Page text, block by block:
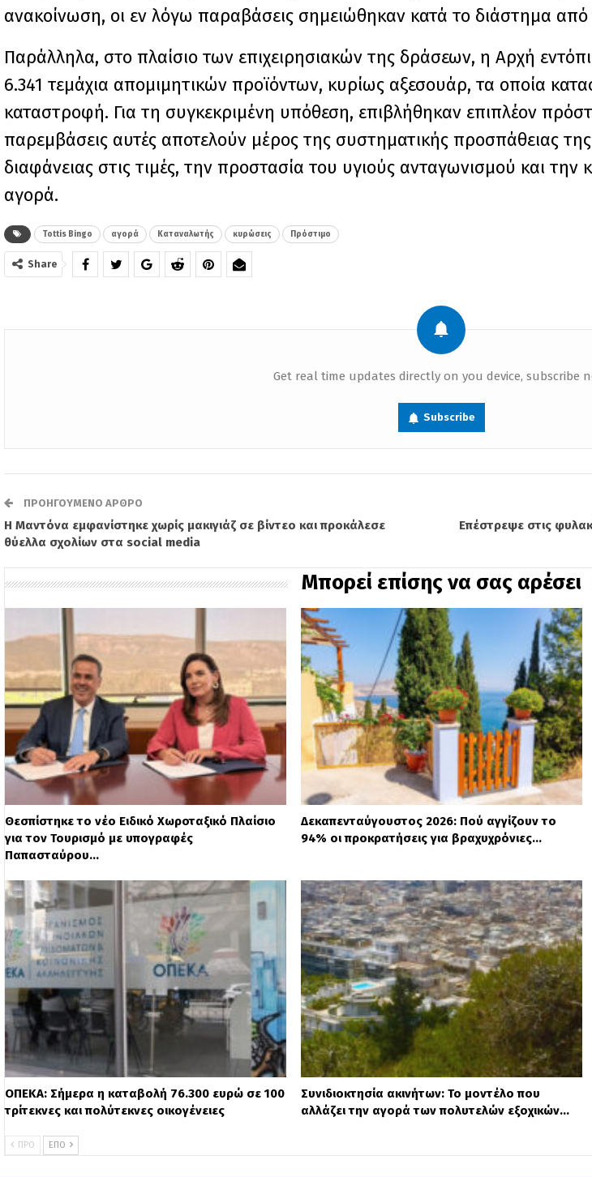
ανακοίνωση, οι εν λόγω παραβάσεις σημειώθηκαν κατά το διάστημα από
Παράλληλα, στο πλαίσιο των επιχειρησιακών της δράσεων, η Αρχή
6.341 τεμάχια απομιμητικών προϊόντων, κυρίως αξεσουάρ, τα οποία
καταστροφή. Για τη συγκεκριμένη υπόθεση, επιβλήθηκαν επιπλέον
παρεμβάσεις αυτές αποτελούν μέρος της συστηματικής προσπάθειας
διαφάνειας στις τιμές, την προστασία του υγιούς ανταγωνισμού και
αγορά.
Tottis Bingo αγορά Καταναλωτής κυρώσεις Πρόστιμο
Share
Get real time updates directly on you device, subscribe
Subscribe
ΠΡΟΗΓΟΎΜΕΝΟ ΆΡΘΡΟ
Η Μαντόνα εμφανίστηκε χωρίς μακιγιάζ σε βίντεο και προκάλεσε
θύελλα σχολίων στα social media
Επέστρεψε στις
Μπορεί επίσης να σας αρέσει
Θεσπίστηκε το νέο Ειδικό Χωροταξικό Πλαίσιο
για τον Τουρισμό με υπογραφές
Παπασταύρου…
Δεκαπενταύγουστος 2026: Πού αγγίζουν το
94% οι προκρατήσεις για βραχυχρόνιες…
ΟΠΕΚΑ: Σήμερα η καταβολή 76.300 ευρώ σε 100
τρίτεκνες και πολύτεκνες οικογένειες
Συνιδιοκτησία ακινήτων: Το μοντέλο που
αλλάζει την αγορά των πολυτελών εξοχικών…
ΠΡΟ ΕΠΌ